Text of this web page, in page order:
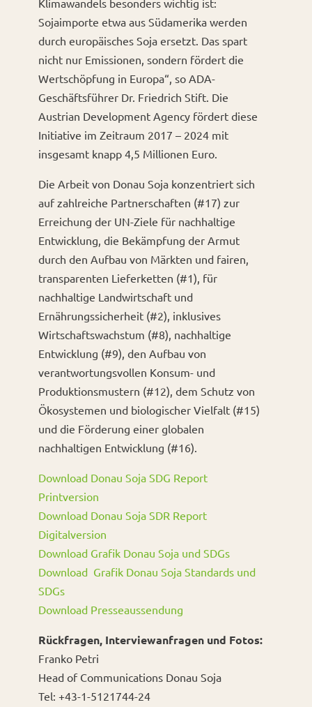
Klimawandels besonders wichtig ist:
Sojaimporte etwa aus Südamerika werden
durch europäisches Soja ersetzt. Das spart
nicht nur Emissionen, sondern fördert die
Wertschöpfung in Europa“, so ADA-
Geschäftsführer Dr. Friedrich Stift. Die
Austrian Development Agency fördert diese
Initiative im Zeitraum 2017 – 2024 mit
insgesamt knapp 4,5 Millionen Euro.
Die Arbeit von Donau Soja konzentriert sich
auf zahlreiche Partnerschaften (#17) zur
Erreichung der UN-Ziele für nachhaltige
Entwicklung, die Bekämpfung der Armut
durch den Aufbau von Märkten und fairen,
transparenten Lieferketten (#1), für
nachhaltige Landwirtschaft und
Ernährungssicherheit (#2), inklusives
Wirtschaftswachstum (#8), nachhaltige
Entwicklung (#9), den Aufbau von
verantwortungsvollen Konsum- und
Produktionsmustern (#12), dem Schutz von
Ökosystemen und biologischer Vielfalt (#15)
und die Förderung einer globalen
nachhaltigen Entwicklung (#16).
Download Donau Soja SDG Report
Printversion
Download Donau Soja SDR Report
Digitalversion
Download Grafik Donau Soja und SDGs
Download Grafik Donau Soja Standards und
SDGs
Download Presseaussendung
Rückfragen, Interviewanfragen und Fotos:
Franko Petri
Head of Communications Donau Soja
Tel: +43-1-5121744-24